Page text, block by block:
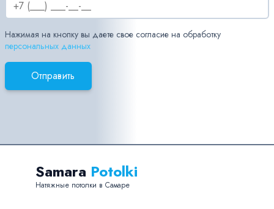
Нажимая на кнопку вы даете свое согласие на обработку
персональных данных
Отправить
Samara Potolki
Натяжные потолки в Самаре